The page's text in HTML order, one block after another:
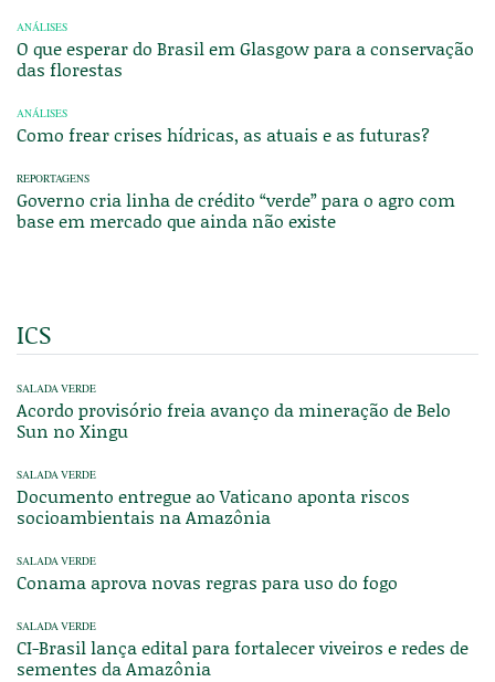
ANÁLISES
O que esperar do Brasil em Glasgow para a conservação
das florestas
ANÁLISES
Como frear crises hídricas, as atuais e as futuras?
REPORTAGENS
Governo cria linha de crédito “verde” para o agro com
base em mercado que ainda não existe
ICS
SALADA VERDE
Acordo provisório freia avanço da mineração de Belo
Sun no Xingu
SALADA VERDE
Documento entregue ao Vaticano aponta riscos
socioambientais na Amazônia
SALADA VERDE
Conama aprova novas regras para uso do fogo
SALADA VERDE
CI-Brasil lança edital para fortalecer viveiros e redes de
sementes da Amazônia